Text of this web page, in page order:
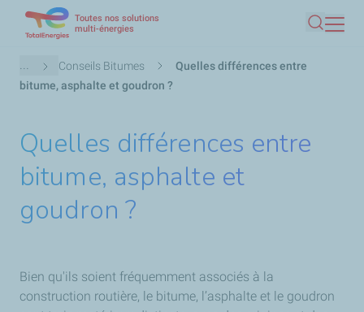
contenu
Toutes nos solutions
multi-énergies
Fil
d'Ariane
... Conseils Bitumes
Quelles différences entre
bitume, asphalte et goudron ?
Quelles différences entre
bitume, asphalte et
goudron ?
Bien qu'ils soient fréquemment associés à la
construction routière, le bitume, l’asphalte et le goudron